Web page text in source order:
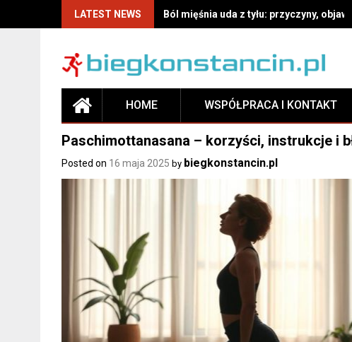
LATEST NEWS Ból mięśnia uda z tyłu: przyczyny,
HOME WSPÓŁPRACA I KONTAKT
Paschimottanasana – korzyści, instrukcje i
Posted on 16 maja 2025 by biegkonstancin.pl